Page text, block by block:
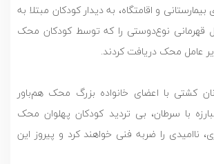
و اقامتگاه، به دیدار کودکان مبتلا به
قهرمانی نوع‌دوستی را که توسط کودکان محک
عامل محک دریافت کردند.
کشتی با اعضای خانواده بزرگ محک هم‌باور
با سرطان، بی تردید کودکان پهلوان محک
ناامیدی را ضربه فنی خواهند کرد و پیروز این